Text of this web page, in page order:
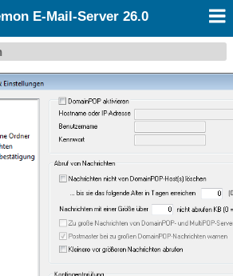
E-Mail-Server 26.0